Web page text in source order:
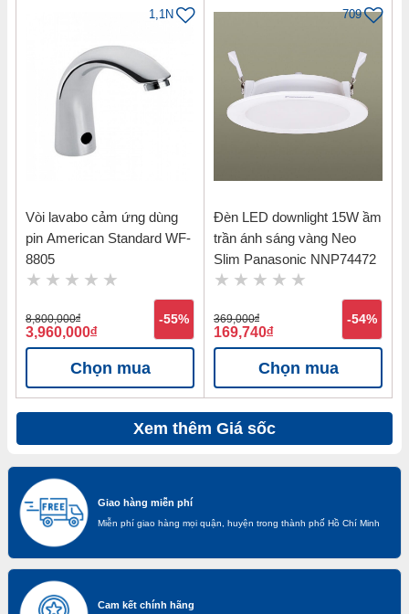
1,1N
Vòi lavabo cảm ứng dùng
pin American Standard WF-
8805
8,800,000đ
3,960,000đ
-55%
Chọn mua
709
Đèn LED downlight 15W ầm
trần ánh sáng vàng Neo
Slim Panasonic NNP74472
369,000đ
169,740đ
-54%
Chọn mua
Xem thêm Giá sốc
Giao hàng miễn phí
Miễn phí giao hàng mọi quận, huyện trong thành phố Hồ Chí Minh
Cam kết chính hãng